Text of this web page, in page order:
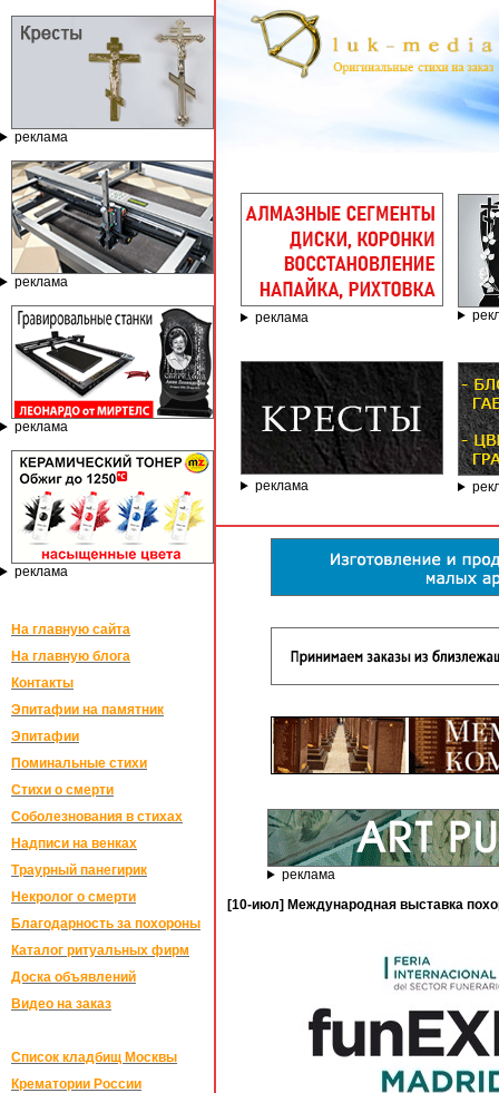
реклама
реклама
реклама
реклама
На главную сайта
На главную блога
Контакты
Эпитафии на памятник
Эпитафии
Поминальные стихи
Стихи о смерти
Соболезнования в стихах
Надписи на венках
Траурный панегирик
Некролог о смерти
Благодарность за похороны
Каталог ритуальных фирм
Доска объявлений
Видео на заказ
Список кладбищ Москвы
Крематории России
реклама
реклама
реклама
[10-июл] Международная выставка